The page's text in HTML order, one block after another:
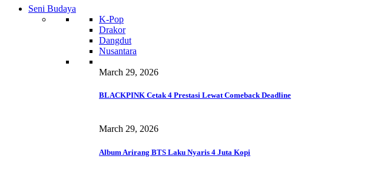
Seni Budaya
K-Pop
Drakor
Dangdut
Nusantara
March 29, 2026
BLACKPINK Cetak 4 Prestasi Lewat Comeback Deadline
March 29, 2026
Album Arirang BTS Laku Nyaris 4 Juta Kopi